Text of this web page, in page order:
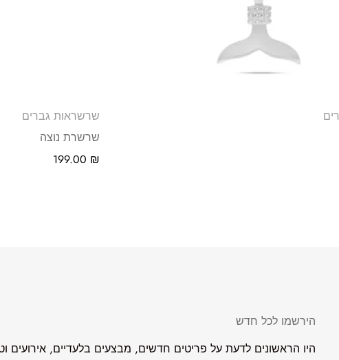
שרשראות גברים
שרשרת נוצה
199.00 ₪
הירשמו לכל חדש
היו הראשונים לדעת על פריטים חדשים, מבצעים בלעדיים, אירועים